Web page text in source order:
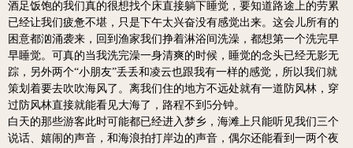
酒足饭饱的我们真的很想找个床直接躺下睡觉，要知道路途上的劳累
已经让我们疲惫不堪，只是下午太兴奋没有感觉出来。这会儿所有的
困意都汹涌袭来，回到渔家我们挣着淋浴间洗澡，都想第一个洗完早
早睡觉。可真的当我洗完澡一身清爽的时候，睡觉的念头已经无影无
踪，另外两个“小朋友”丢丢和凌云也跟我有一样的感觉，所以我们就
策划着要去吹吹海风了。离我们住的地方不远处就有一道防风林，穿
过防风林直接就能看见大海了，路程不到5分钟。
白天的那些游客此时可能都已经进入梦乡，海滩上只能听见我们三个
说话、嬉闹的声音，和海浪拍打岸边的声音，偶尔还能看到一两个夜